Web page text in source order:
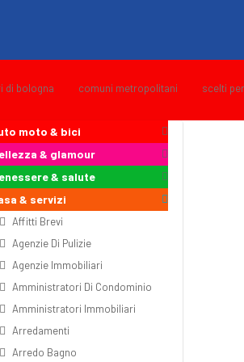
di bologna comuni metropolitani scelti
moto & bici
& glamour
& salute
& servizi
Affitti Brevi
Agenzie Di Pulizie
Agenzie Immobiliari
Amministratori Di Condominio
Amministratori Immobiliari
Arredamenti
Arredo Bagno